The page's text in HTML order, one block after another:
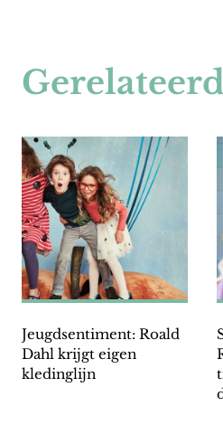
Gerelateerd
Jeugdsentiment: Roald
Dahl krijgt eigen
kledinglijn